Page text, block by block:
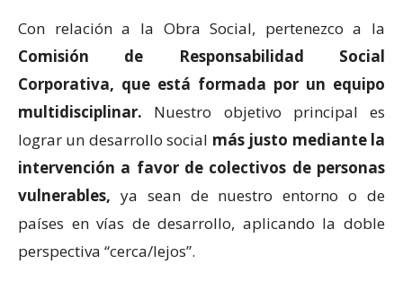
Con relación a la Obra Social, pertenezco a la
Comisión de Responsabilidad Social
Corporativa, que está formada por un equipo
multidisciplinar. Nuestro objetivo principal es
lograr un desarrollo social más justo mediante la
intervención a favor de colectivos de personas
vulnerables, ya sean de nuestro entorno o de
países en vías de desarrollo, aplicando la doble
perspectiva “cerca/lejos”.